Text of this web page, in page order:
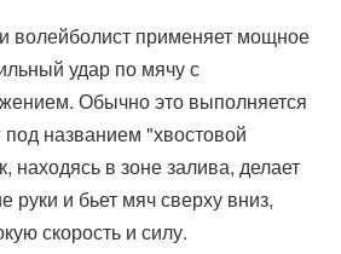
волейболист применяет мощное
удар по мячу с
Обычно это выполняется
названием "хвостовой
находясь в зоне залива, делает
руки и бьет мяч сверху вниз,
скорость и силу.